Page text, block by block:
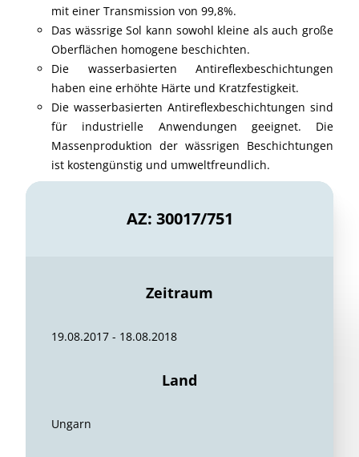
mit einer Transmission von 99,8%.
Das wässrige Sol kann sowohl kleine als auch große
Oberflächen homogene beschichten.
Die wasserbasierten Antireflexbeschichtungen
haben eine erhöhte Härte und Kratzfestigkeit.
Die wasserbasierten Antireflexbeschichtungen sind
für industrielle Anwendungen geeignet. Die
Massenproduktion der wässrigen Beschichtungen
ist kostengünstig und umweltfreundlich.
AZ: 30017/751
Zeitraum
19.08.2017 - 18.08.2018
Land
Ungarn